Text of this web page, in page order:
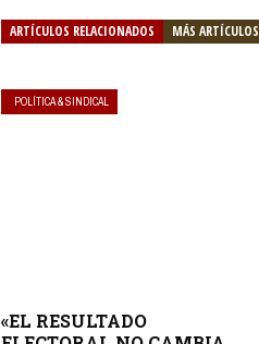
ARTÍCULOS RELACIONADOS MÁS
POLÍTICA & SINDICAL
«EL RESULTADO